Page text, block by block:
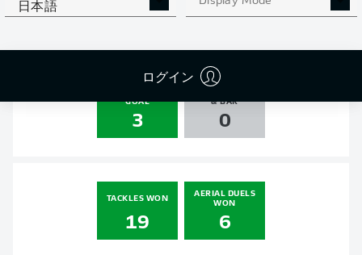
日本語
ログイン
GOALS PENALTIES
GOAL
3
& BAR
0
TACKLES WON
19
AERIAL DUELS
WON
6